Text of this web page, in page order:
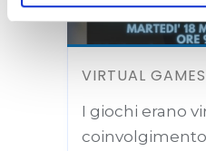
VIRTUAL GAMES
I giochi erano